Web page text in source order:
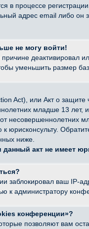
в процессе
адрес email либо
не могу войти!
деактивировал
уменьшить размер
Act), или Акт о
младше 13 лет,
несовершеннолетних
юрисконсульту.
ниже.
акт не имеет
заблокировал ваш IP-
к администратору
конференции»?
позволяют вам